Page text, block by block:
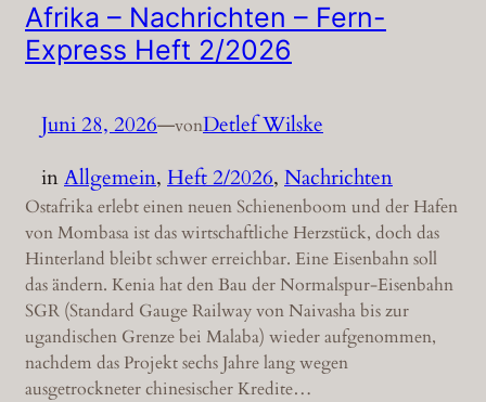
Afrika – Nachrichten – Fern-
Express Heft 2/2026
Juni 28, 2026—vonDetlef Wilske
inAllgemein, Heft 2/2026, Nachrichten
Ostafrika erlebt einen neuen Schienenboom und der Hafen
von Mombasa ist das wirtschaftliche Herzstück, doch das
Hinterland bleibt schwer erreichbar. Eine Eisenbahn soll
das ändern. Kenia hat den Bau der Normalspur-Eisenbahn
SGR (Standard Gauge Railway von Naivasha bis zur
ugandischen Grenze bei Malaba) wieder aufgenommen,
nachdem das Projekt sechs Jahre lang wegen
ausgetrockneter chinesischer Kredite…